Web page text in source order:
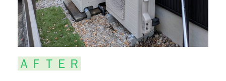
ＡＦＴＥＲ